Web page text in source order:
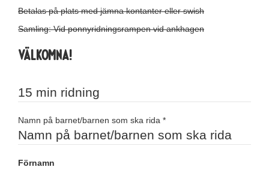
Betalas på plats med jämna kontanter eller swish
Samling: Vid ponnyridningsrampen vid ankhagen
VÄLKOMNA!
15 min ridning
Namn på barnet/barnen som ska rida *
Namn på barnet/barnen som ska rida
Förnamn